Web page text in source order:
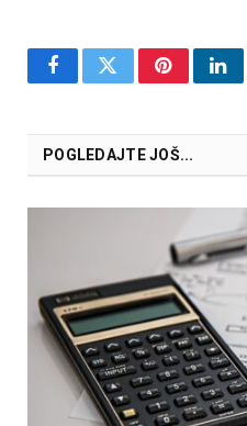
FacebookTwitterPinterest
POGLEDAJTE JOŠ...